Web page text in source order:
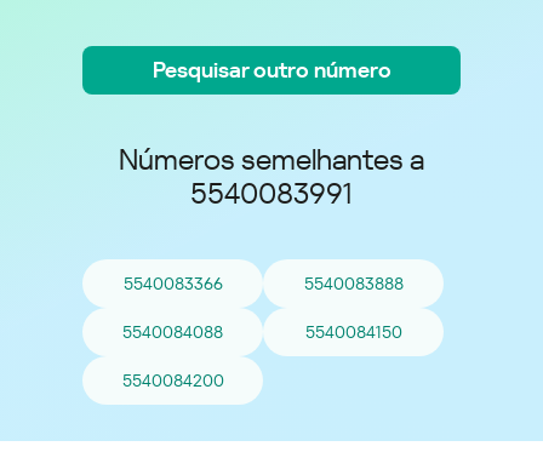
Pesquisar outro número
Números semelhantes a
5540083991
5540083366 5540083888
5540084088 5540084150
5540084200